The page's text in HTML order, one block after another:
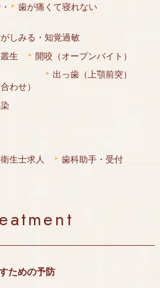
歯が痛くて寝れない
しみる・知覚過敏
叢生
開咬（オープンバイト）
わせ）
出っ歯（上顎前突）
生士求人 歯科助手・受付
ための予防